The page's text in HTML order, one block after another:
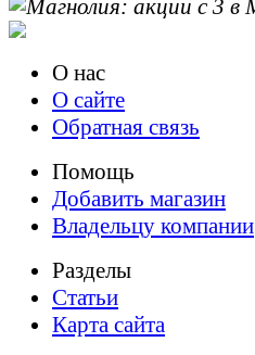
О нас
О сайте
Обратная связь
Помощь
Добавить магазин
Владельцу компании
Разделы
Статьи
Карта сайта